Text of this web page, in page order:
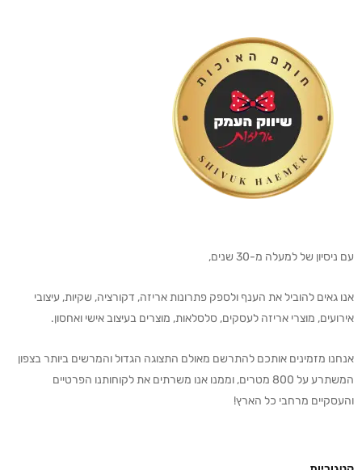
עם ניסיון של למעלה מ-30 שנים,
אנו גאים להוביל את הענף ולספק פתרונות אריזה, דקורציה, שקיות, עיצובי
אירועים, מוצרי אריזה לעסקים, סלסלאות, מוצרים בעיצוב אישי ואחסון.
אנחנו מזמינים אותכם להתרשם מאולם התצוגה הגדול והמרשים ביותר בצפון
המשתרע על 800 מטרים, וממנו אנו משרתים את לקוחותנו הפרטיים
והעסקיים מרחבי כל הארץ!